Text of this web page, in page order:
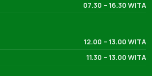
07.30 – 16.30 WITA
12.00 – 13.00 WITA
11.30 – 13.00 WITA